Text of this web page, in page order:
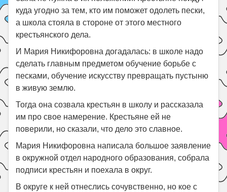
куда угодно за тем, кто им поможет одолеть пески,
а школа стояла в стороне от этого местного
крестьянского дела.
И Мария Никифоровна догадалась: в школе надо
сделать главным предметом обучение борьбе с
песками, обучение искусству превращать пустыню
в живую землю.
Тогда она созвала крестьян в школу и рассказала
им про свое намерение. Крестьяне ей не
поверили, но сказали, что дело это славное.
Мария Никифоровна написала большое заявление
в окружной отдел народного образования, собрала
подписи крестьян и поехала в округ.
В округе к ней отнеслись сочувственно, но кое с